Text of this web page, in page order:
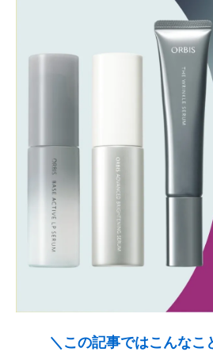
＼この記事ではこんなこ